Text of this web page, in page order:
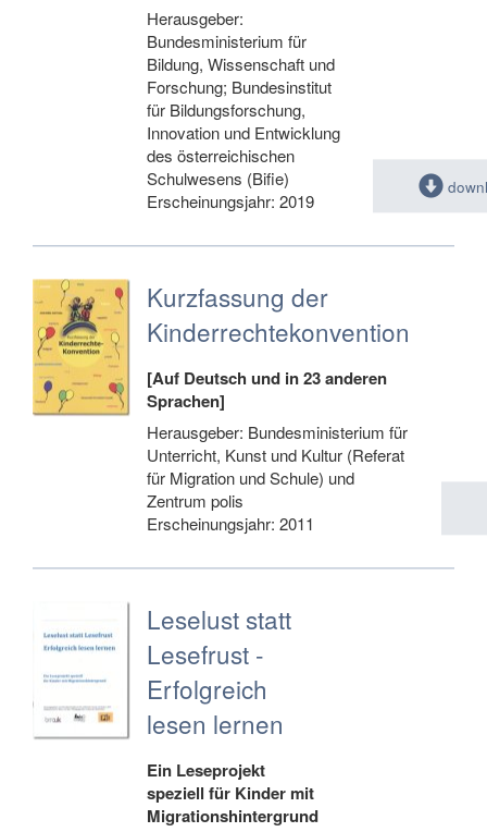
Herausgeber:
Bundesministerium für
Bildung, Wissenschaft und
Forschung; Bundesinstitut
für Bildungsforschung,
Innovation und Entwicklung
des österreichischen
Schulwesens (Bifie)
Erscheinungsjahr: 2019
Kurzfassung der
Kinderrechtekonvention
[Auf Deutsch und in 23 anderen
Sprachen]
Herausgeber: Bundesministerium für
Unterricht, Kunst und Kultur (Referat
für Migration und Schule) und
Zentrum polis
Erscheinungsjahr: 2011
Leselust statt
Lesefrust -
Erfolgreich
lesen lernen
Ein Leseprojekt
speziell für Kinder mit
Migrationshintergrund